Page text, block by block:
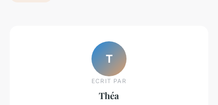
T
ECRIT PAR
Théa